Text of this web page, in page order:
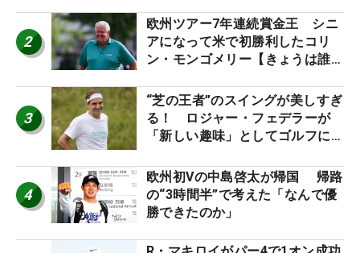
2
欧州ツアー7年連続賞金王 シニ
アになって米で初勝利したコリ
ン・モンゴメリー【きょうは誰の
3
“芝の王者”のスイングが美しすぎ
る！ ロジャー・フェデラーが
「新しい趣味」としてゴルフに挑
4
欧州初Vの中島啓太が帰国 帰路
の“3時間半”で考えた「なんで優
勝できたのか」